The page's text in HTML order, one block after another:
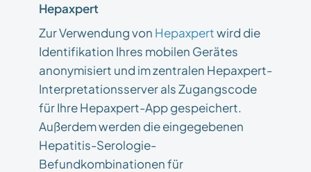
Hepaxpert
Zur Verwendung von Hepaxpertwird die
Identifikation Ihres mobilen Gerätes
anonymisiert und im zentralen Hepaxpert-
Interpretationsserver als Zugangscode
für Ihre Hepaxpert-App gespeichert.
Außerdem werden die eingegebenen
Hepatitis-Serologie-
Befundkombinationen für